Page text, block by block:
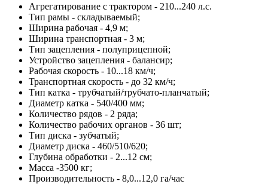
Агрегатирование с трактором - 210...240 л.с.
Тип рамы - складываемый;
Ширина рабочая - 4,9 м;
Ширина транспортная - 3 м;
Тип зацепления - полуприцепной;
Устройство зацепления - балансир;
Рабочая скорость - 10...18 км/ч;
Транспортная скорость - до 32 км/ч;
Тип катка - трубчатый/трубчато-планчатый;
Диаметр катка - 540/400 мм;
Количество рядов - 2 ряда;
Количество рабочих органов - 36 шт;
Тип диска - зубчатый;
Диаметр диска - 460/510/620;
Глубина обработки - 2...12 см;
Масса -3500 кг;
Производительность - 8,0...12,0 га/час